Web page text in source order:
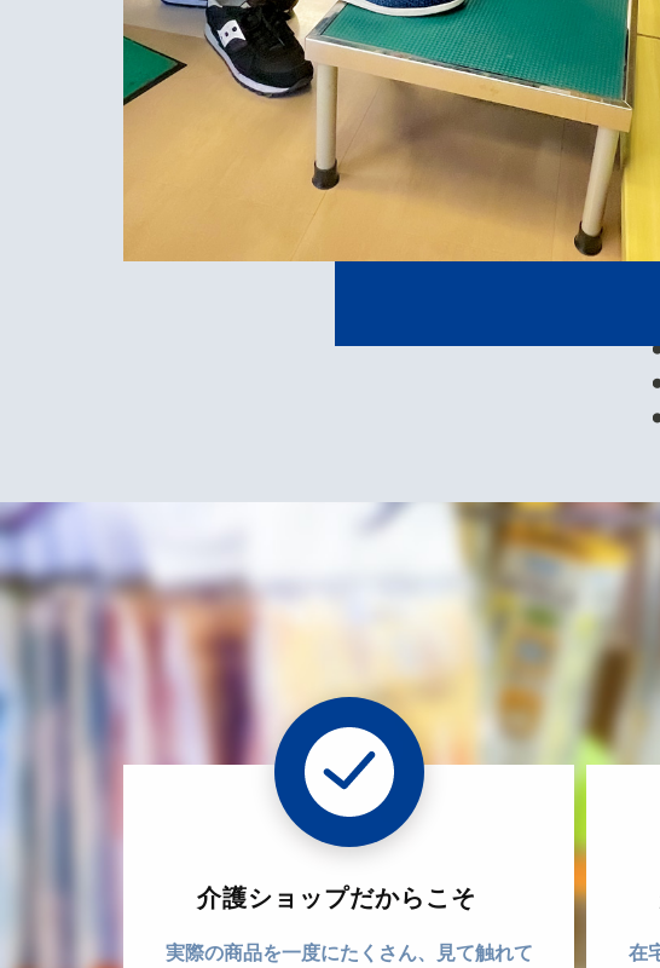
介護ショップだからこそ
実際の商品を一度にたくさん、見て触れて
在